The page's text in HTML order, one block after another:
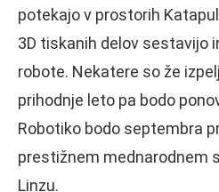
potekajo v prostorih
3D tiskanih delov sestavijo
robote. Nekatere so že
prihodnje leto pa bodo
Robotiko bodo septembra
prestižnem mednarodnem
Linzu.